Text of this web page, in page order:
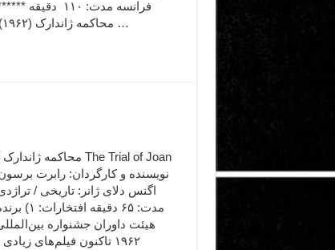
فرانسه مدت: ۱۱۰
محاکمه ژاندارک (۱۹۶۲) (۲) (1962) …
اگنس دلای ژانر: تاریخی /
مدت: ۶۵
هیئت داوران جشنواره
۱۹۶۲ تاکنون فیلم‌‌های